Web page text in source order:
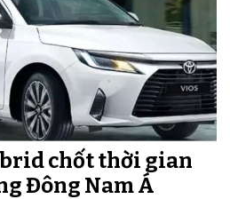
chốt thời gian
Đông Nam Á